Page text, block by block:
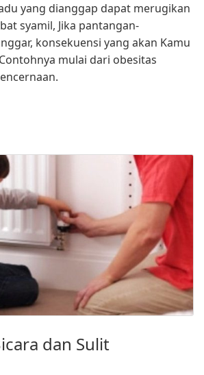
yang dianggap dapat merugikan
syamil, Jika pantangan-
konsekuensi yang akan Kamu
mulai dari obesitas
dan Sulit